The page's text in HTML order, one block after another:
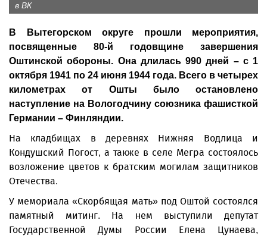
в ВК
В Вытегорском округе прошли мероприятия,
посвященные 80-й годовщине завершения
Оштинской обороны. Она длилась 990 дней – с 1
октября 1941 по 24 июня 1944 года. Всего в четырех
километрах от Ошты было остановлено
наступление на Вологодчину союзника фашисткой
Германии – Финляндии.
На кладбищах в деревнях Нижняя Водлица и
Кондушский Погост, а также в селе Мегра состоялось
возложение цветов к братским могилам защитников
Отечества.
У мемориала «Скорбящая мать» под Оштой состоялся
памятный митинг. На нем выступили депутат
Государственной Думы России Елена Цунаева,